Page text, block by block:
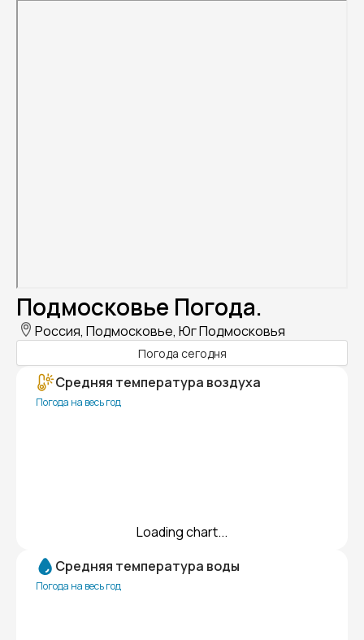
Подмосковье Погода.
Россия, Подмосковье, Юг Подмосковья
Погода сегодня
Средняя температура воздуха
Погода на весь год
Loading chart...
Средняя температура воды
Погода на весь год